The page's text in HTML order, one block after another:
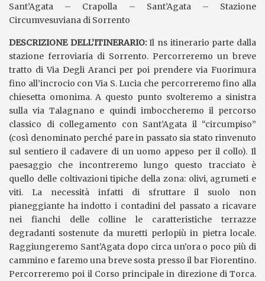
Sant’Agata – Crapolla – Sant’Agata – Stazione
Circumvesuviana di Sorrento
DESCRIZIONE DELL’ITINERARIO:Il ns itinerario parte dalla
stazione ferroviaria di Sorrento. Percorreremo un breve
tratto di Via Degli Aranci per poi prendere via Fuorimura
fino all’incrocio con Via S. Lucia che percorreremo fino alla
chiesetta omonima. A questo punto svolteremo a sinistra
sulla via Talagnano e quindi imboccheremo il percorso
classico di collegamento con Sant’Agata il “circumpiso”
(così denominato perché pare in passato sia stato rinvenuto
sul sentiero il cadavere di un uomo appeso per il collo). Il
paesaggio che incontreremo lungo questo tracciato è
quello delle coltivazioni tipiche della zona: olivi, agrumeti e
viti. La necessità infatti di sfruttare il suolo non
pianeggiante ha indotto i contadini del passato a ricavare
nei fianchi delle colline le caratteristiche terrazze
degradanti sostenute da muretti perlopiù in pietra locale.
Raggiungeremo Sant’Agata dopo circa un’ora o poco più di
cammino e faremo una breve sosta presso il bar Fiorentino.
Percorreremo poi il Corso principale in direzione di Torca.